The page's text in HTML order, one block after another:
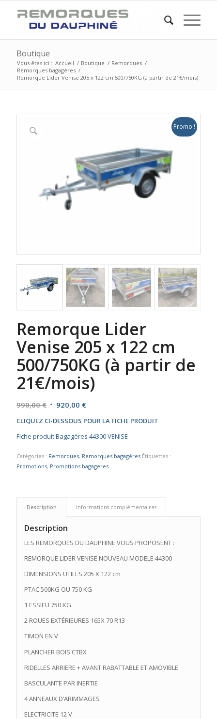
Boutique
Vous êtes ici : Accueil / Boutique / Remorques /
Remorques bagagères /
Remorque Lider Venise 205 x 122 cm 500/750KG (à partir de 21€/mois)
Promo !
Remorque Lider
Venise 205 x 122 cm
500/750KG (à partir de
21€/mois)
990,00€ Le
était :
920,00 €Le
est :
CLIQUEZ CI-DESSOUS POUR LA FICHE PRODUIT
Fiche produit Bagagères 44300 VENISE
Catégories : Remorques, Remorques bagagères Étiquettes :
Promotions, Promotions bagageres
Description Informations complémentaires
Description
LES REMORQUES DU DAUPHINE VOUS PROPOSENT :
REMORQUE LIDER VENISE NOUVEAU MODELE 44300
DIMENSIONS UTILES 205 X 122 cm
PTAC 500KG OU 750 KG
1 ESSIEU 750 KG
2 ROUES EXTÉRIEURES 165X 70 R13
TIMON EN V
PLANCHER BOIS CTBX
RIDELLES ARRIERE + AVANT RABATTABLE ET AMOVIBLE
BASCULANTE PAR INERTIE
4 ANNEAUX D’ARIMMAGES
ELECTRICITE 12 V